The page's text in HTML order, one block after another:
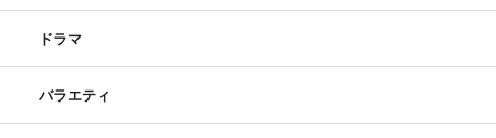
ドラマ
バラエティ